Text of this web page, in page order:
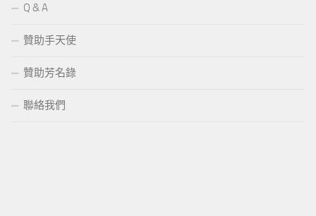
Q & A
贊助手天使
贊助芳名錄
聯絡我們